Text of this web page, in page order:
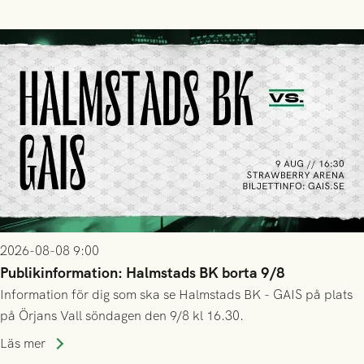
2026-08-08 9:00
Publikinformation: Halmstads BK borta 9/8
Information för dig som ska se Halmstads BK - GAIS på plats
på Örjans Vall söndagen den 9/8 kl 16.30.
Läs mer